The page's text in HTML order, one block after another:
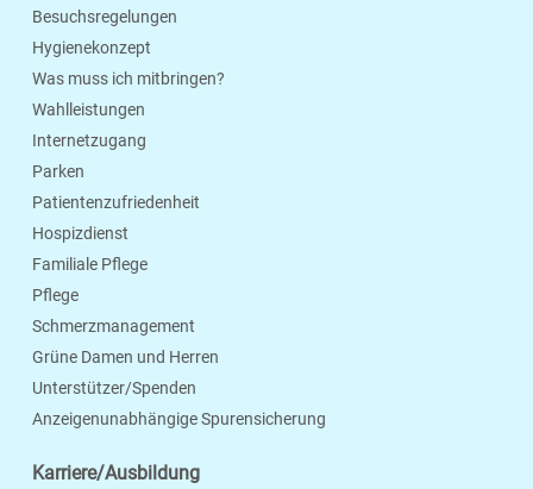
Besuchsregelungen
Hygienekonzept
Was muss ich mitbringen?
Wahlleistungen
Internetzugang
Parken
Patientenzufriedenheit
Hospizdienst
Familiale Pflege
Pflege
Schmerzmanagement
Grüne Damen und Herren
Unterstützer/Spenden
Anzeigenunabhängige Spurensicherung
Karriere/Ausbildung